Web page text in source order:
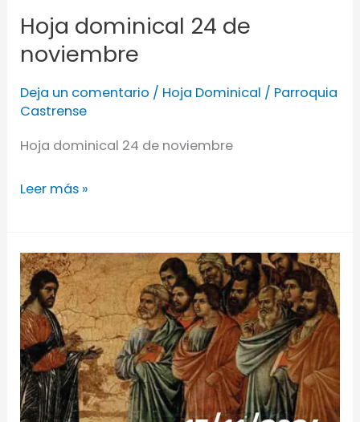
Hoja dominical 24 de
noviembre
Deja un comentario / Hoja Dominical / Parroquia
Castrense
Hoja dominical 24 de noviembre
Leer más »
Hoja
dominical
17
de
noviembre